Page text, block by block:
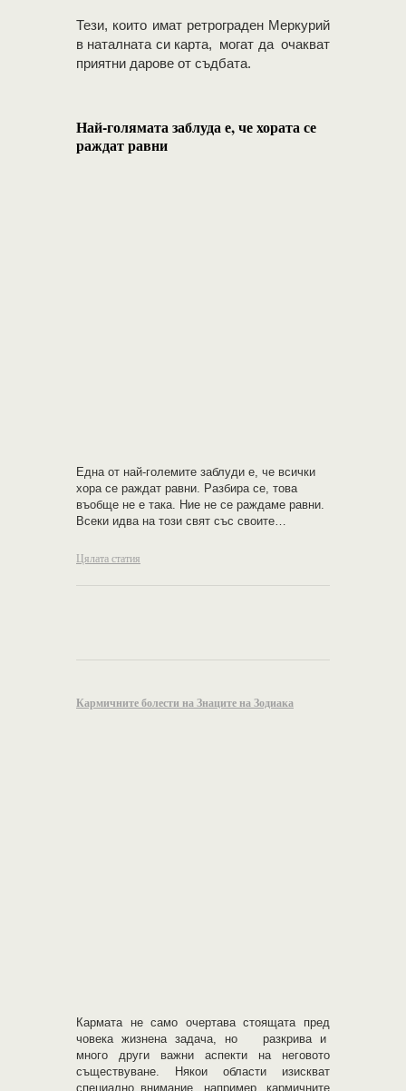
Тези, които имат ретрограден Меркурий
в наталната си карта, могат да очакват
приятни дарове от съдбата.
Най-голямата заблуда е, че хората се
раждат равни
Една от най-големите заблуди е, че всички
хора сe раждат равни. Разбира се, това
въобще не е така. Ние не се раждаме равни.
Всеки идва на този свят със своите…
Цялата статия
Кармичните болести на Знаците на Зодиака
Кармата не само очертава стоящата пред
човека жизнена задача, но разкрива и
много други важни аспекти на неговото
съществуване. Някои области изискват
специално внимание, например, кармичните